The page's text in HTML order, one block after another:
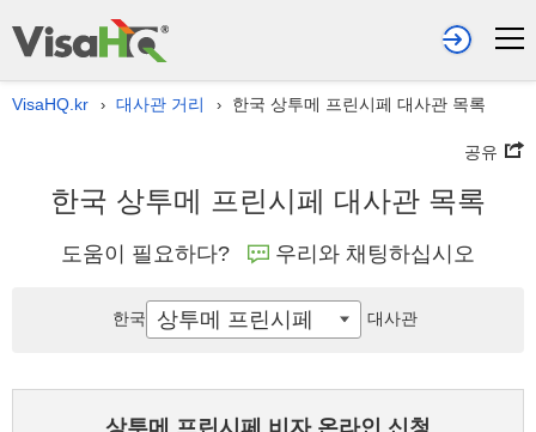
VisaHQ.kr › 대사관 거리 › 한국 상투메 프린시페 대사관 목록
공유
한국 상투메 프린시페 대사관 목록
도움이 필요하다? 우리와 채팅하십시오
상투메 프린시페 비자 온라인 신청
한국 상투메 프린시페 대사관